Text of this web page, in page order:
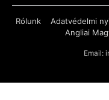
Rólunk Adatvédelmi
Angliai
Email: